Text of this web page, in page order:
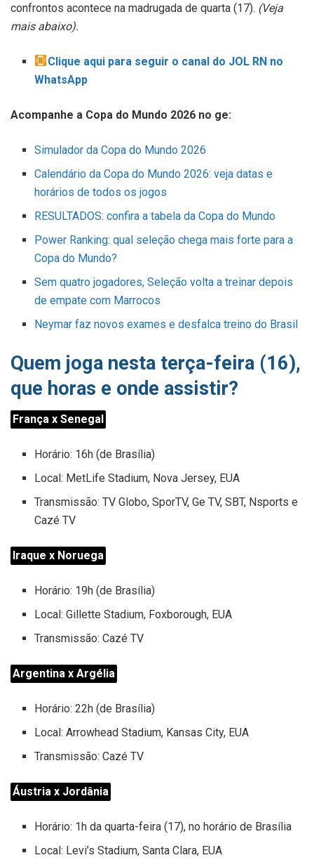
confrontos acontece na madrugada de quarta (17). (Veja
mais abaixo).
Clique aqui para seguir o canal do JOL RN no
WhatsApp
Acompanhe a Copa do Mundo 2026 no ge:
Simulador da Copa do Mundo 2026
Calendário da Copa do Mundo 2026: veja datas e
horários de todos os jogos
RESULTADOS: confira a tabela da Copa do Mundo
Power Ranking: qual seleção chega mais forte para a
Copa do Mundo?
Sem quatro jogadores, Seleção volta a treinar depois
de empate com Marrocos
Neymar faz novos exames e desfalca treino do Brasil
Quem joga nesta terça-feira (16),
que horas e onde assistir?
França x Senegal
Horário: 16h (de Brasília)
Local: MetLife Stadium, Nova Jersey, EUA
Transmissão: TV Globo, SporTV, Ge TV, SBT, Nsports e
Cazé TV
Iraque x Noruega
Horário: 19h (de Brasília)
Local: Gillette Stadium, Foxborough, EUA
Transmissão: Cazé TV
Argentina x Argélia
Horário: 22h (de Brasília)
Local: Arrowhead Stadium, Kansas City, EUA
Transmissão: Cazé TV
Áustria x Jordânia
Horário: 1h da quarta-feira (17), no horário de Brasília
Local: Levi’s Stadium, Santa Clara, EUA